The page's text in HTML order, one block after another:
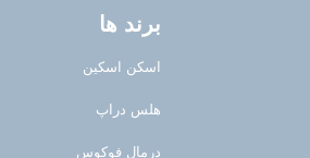
برند ها
اسکن اسکین
هلس دراپ
درمال فوکوس